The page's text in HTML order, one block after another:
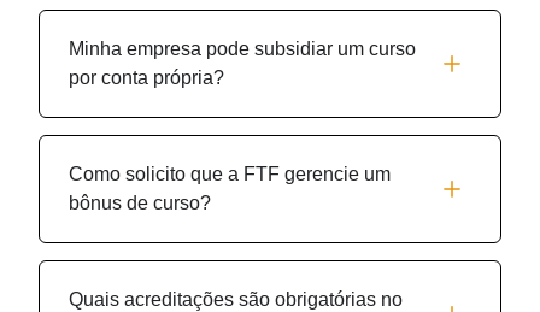
Minha empresa pode subsidiar um curso
por conta própria?
Como solicito que a FTF gerencie um
bônus de curso?
Quais acreditações são obrigatórias no